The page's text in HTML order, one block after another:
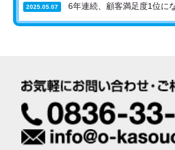
2025.05.07 6年連続、顧客満足度1位に